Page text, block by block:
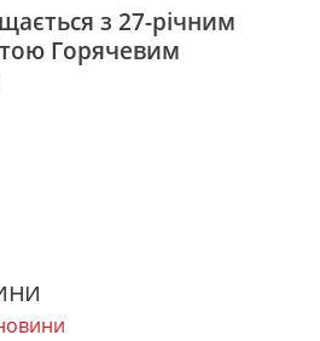
з 27-річним
Горячевим